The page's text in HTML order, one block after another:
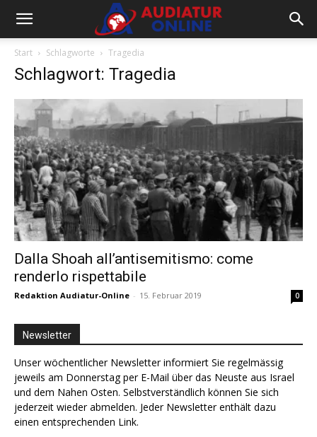
Start Schlagworte Tragedia
Schlagwort: Tragedia
Dalla Shoah all’antisemitismo: come
renderlo rispettabile
Redaktion Audiatur-Online - 15. Februar 2019 0
Newsletter
Unser wöchentlicher Newsletter informiert Sie regelmässig
jeweils am Donnerstag per E-Mail über das Neuste aus Israel
und dem Nahen Osten. Selbstverständlich können Sie sich
jederzeit wieder abmelden. Jeder Newsletter enthält dazu
einen entsprechenden Link.